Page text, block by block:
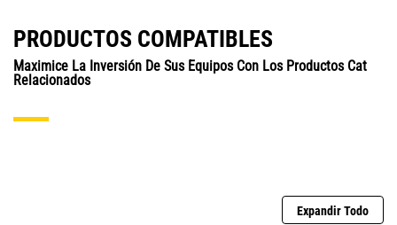
PRODUCTOS COMPATIBLES
Maximice La Inversión De Sus Equipos Con Los Productos Cat
Relacionados
Expandir Todo